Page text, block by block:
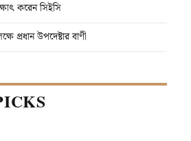
করেন সিইসি
প্রধান উপদেষ্টার বাণী